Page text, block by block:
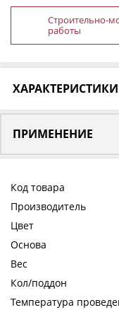
Строительно-
работы
ПРИМЕНЕНИЕ
Код товара
Производитель
Цвет
Основа
Вес
Кол/поддон
Температура